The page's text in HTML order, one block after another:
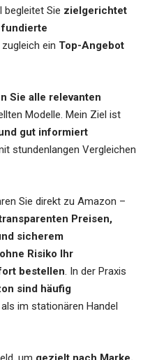
begleitet Sie zielgerichtet
fundierte
ein Top-Angebot
Sie alle relevanten
Modelle. Mein Ziel ist
gut informiert
stundenlangen Vergleichen
Sie direkt zu Amazon –
Preisen,
sicherem
ohne Risiko Ihr
bestellen. In der Praxis
sind häufig
im stationären Handel